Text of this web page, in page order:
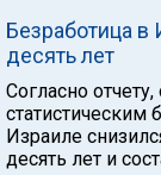
Безработица в
десять лет
Согласно
статистическим
Израиле
десять лет и